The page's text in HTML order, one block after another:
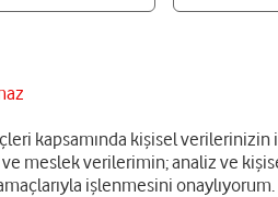
kapsamında kişisel
meslek verilerimin; analiz ve
işlenmesini onaylıyorum.